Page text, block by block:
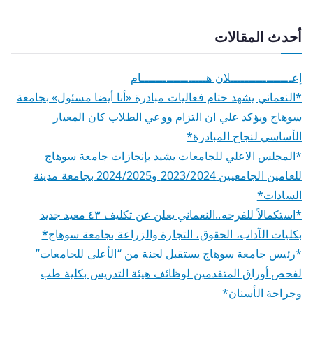
أحدث المقالات
إعـــــــــــــــــلان هــــــــــــــــــام
*النعماني يشهد ختام فعاليات مبادرة «أنا أيضا مسئول» بجامعة
سوهاج ويؤكد علي ان التزام ووعي الطلاب كان المعيار
الأساسي لنجاح المبادرة*
*المجلس الاعلي للجامعات يشيد بإنجازات جامعة سوهاج
للعامين الجامعيين 2023/2024 و2024/2025 بجامعة مدينة
السادات*
*استكمالاً للفرحه..النعماني يعلن عن تكليف ٤٣ معيد جديد
بكليات الآداب، الحقوق، التجارة والزراعة بجامعة سوهاج*
*رئيس جامعة سوهاج يستقبل لجنة من “الأعلى للجامعات”
لفحص أوراق المتقدمين لوظائف هيئة التدريس بكلية طب
وجراحة الأسنان*